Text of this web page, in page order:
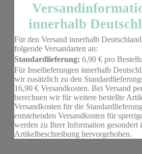
innerhalb
Für den Versand innerhalb
folgende Versandarten an:
Standardlieferung: 6,90 € pro
Für Insellieferungen innerhalb
wir zusätzlich zu den
16,90 € Versandkosten. Bei Versand
berechnen wir für weitere bestellte
Versandkosten für die
entstehenden Versandkosten für
werden zu Ihrer Information gesondert
Artikelbeschreibung hervorgehoben.